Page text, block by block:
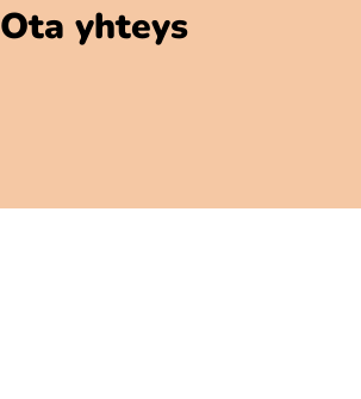
Ota yhteys